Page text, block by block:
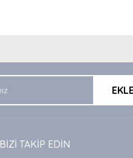
BİZİ TAKİP EDİN